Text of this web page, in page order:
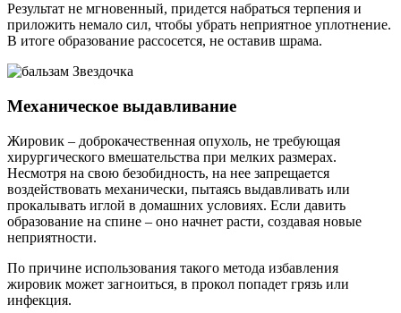
Результат не мгновенный, придется набраться терпения и
приложить немало сил, чтобы убрать неприятное уплотнение.
В итоге образование рассосется, не оставив шрама.
Механическое выдавливание
Жировик – доброкачественная опухоль, не требующая
хирургического вмешательства при мелких размерах.
Несмотря на свою безобидность, на нее запрещается
воздействовать механически, пытаясь выдавливать или
прокалывать иглой в домашних условиях. Если давить
образование на спине – оно начнет расти, создавая новые
неприятности.
По причине использования такого метода избавления
жировик может загноиться, в прокол попадет грязь или
инфекция.